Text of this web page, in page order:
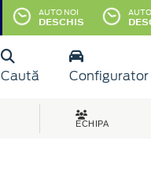
AUTO NOI
DESCHIS
Caută Configurator
ECHIPA